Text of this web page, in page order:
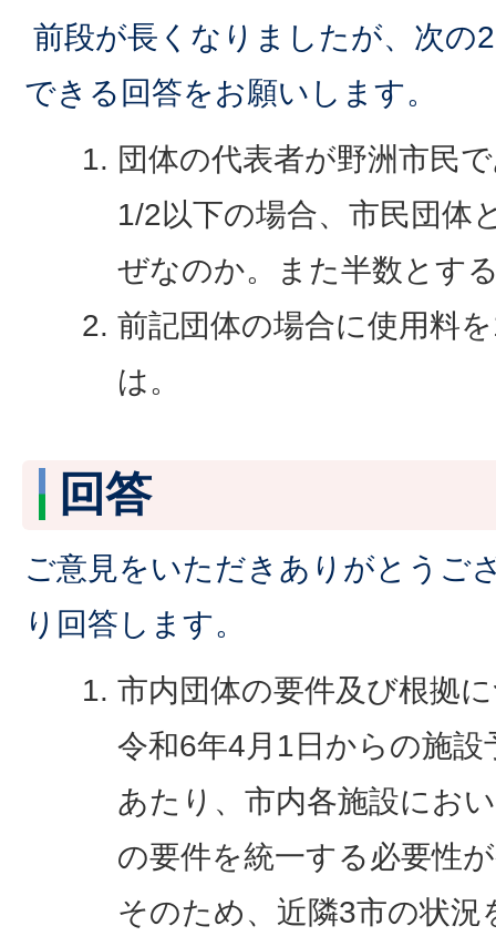
前段が長くなりましたが、次の
できる回答をお願いします。
団体の代表者が野洲市民
1/2以下の場合、市民団体
ぜなのか。また半数とす
前記団体の場合に使用料
は。
回答
ご意見をいただきありがとうご
り回答します。
市内団体の要件及び根拠
令和6年4月1日からの施
あたり、市内各施設にお
の要件を統一する必要性
そのため、近隣3市の状